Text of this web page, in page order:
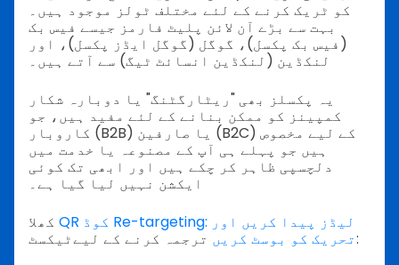
کو ٹریک کرنے کے لئے مختلف ٹولز موجود ہیں۔
بہت سے بڑے آن لائن پلیٹ فارمز جیسے فیس بک
(فیس بک پکسل)، گوگل (گوگل ایڈز پکسل)، اور
لنکڈین (لنکڈین انسائٹ ٹیگ) سے آتے ہیں۔
یہ پکسلز بھی "ریٹارگٹنگ" یا دوبارہ شکار
کمپینز کو ممکن بنانے کے لئے مفید ہیں، جو
کاروبار (B2B) یا صارفین (B2C) کے لیے مخصوص
ہیں جو پہلے ہی آپ کے مصنوعہ یا خدمت میں
دلچسپی ظاہر کر چکے ہیں اور ابھی تک کوئی
ایکشن نہیں لیا گیا ہے۔
QR کوڈ Re-targeting: لیڈز پیدا کریں اور
تحریک کو بوسٹ کریںترجمہ کرنے کے لیےٹیکسٹ: